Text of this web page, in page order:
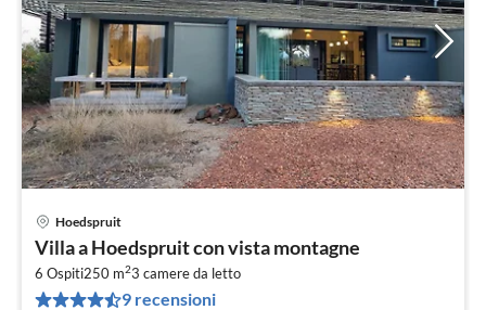
Hoedspruit
Villa a Hoedspruit con vista montagne
6 Ospiti250 m23 camere da letto
9 recensioni